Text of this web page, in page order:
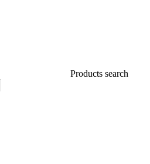
Products search